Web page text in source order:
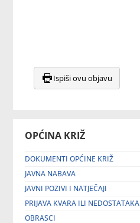
OPĆINA KRIŽ
DOKUMENTI OPĆINE KRIŽ
JAVNA NABAVA
JAVNI POZIVI I NATJEČAJI
PRIJAVA KVARA ILI NEDOSTATAKA
OBRASCI
Ispiši ovu objavu